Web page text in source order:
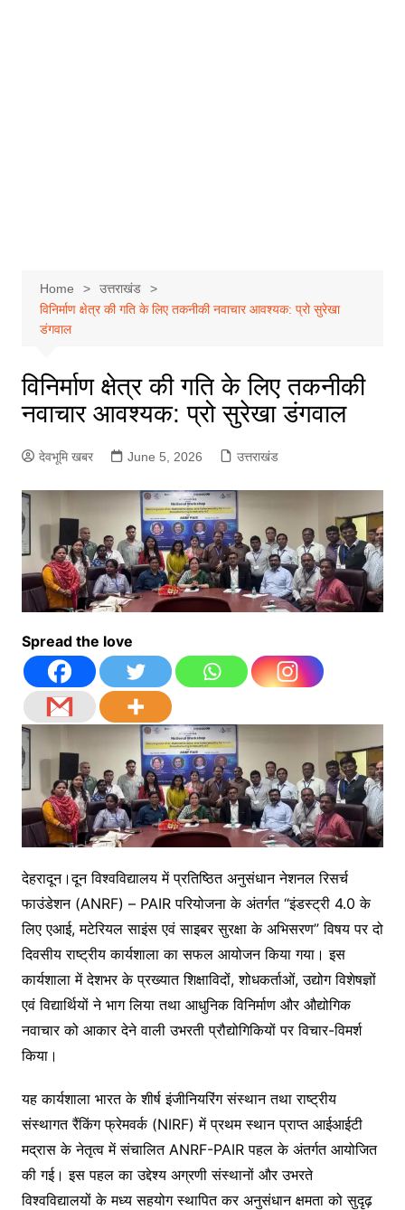
Home
उत्तराखंड
विनिर्माण क्षेत्र की गति के लिए तकनीकी नवाचार आवश्यक: प्रो सुरेखा
डंगवाल
विनिर्माण क्षेत्र की गति के लिए तकनीकी
नवाचार आवश्यक: प्रो सुरेखा डंगवाल
देवभूमि खबर June 5, 2026 उत्तराखंड
Spread the love
देहरादून।दून विश्वविद्यालय में प्रतिष्ठित अनुसंधान नेशनल रिसर्च
फाउंडेशन (ANRF) – PAIR परियोजना के अंतर्गत “इंडस्ट्री 4.0 के
लिए एआई, मटेरियल साइंस एवं साइबर सुरक्षा के अभिसरण” विषय पर दो
दिवसीय राष्ट्रीय कार्यशाला का सफल आयोजन किया गया। इस
कार्यशाला में देशभर के प्रख्यात शिक्षाविदों, शोधकर्ताओं, उद्योग विशेषज्ञों
एवं विद्यार्थियों ने भाग लिया तथा आधुनिक विनिर्माण और औद्योगिक
नवाचार को आकार देने वाली उभरती प्रौद्योगिकियों पर विचार-विमर्श
किया।
यह कार्यशाला भारत के शीर्ष इंजीनियरिंग संस्थान तथा राष्ट्रीय
संस्थागत रैंकिंग फ्रेमवर्क (NIRF) में प्रथम स्थान प्राप्त आईआईटी
मद्रास के नेतृत्व में संचालित ANRF-PAIR पहल के अंतर्गत आयोजित
की गई। इस पहल का उद्देश्य अग्रणी संस्थानों और उभरते
विश्वविद्यालयों के मध्य सहयोग स्थापित कर अनुसंधान क्षमता को सुदृढ़